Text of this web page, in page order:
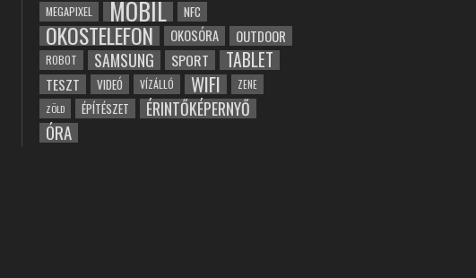
MEGAPIXEL MOBIL NFC
OKOSTELEFON OKOSÓRA OUTDOOR
ROBOT SAMSUNG SPORT TABLET
TESZT VIDEÓ VÍZÁLLÓ WIFI
ZENE
ZÖLD
ÉPÍTÉSZET ÉRINTŐKÉPERNYŐ
ÓRA